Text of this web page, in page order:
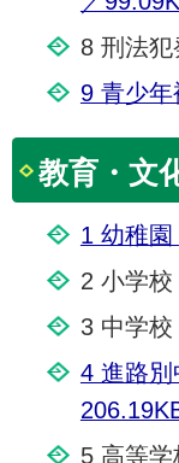
8 刑法
9 青少
教育・文
1 幼稚園
2 小学校
3 中学校
4 進路別
5 高等学